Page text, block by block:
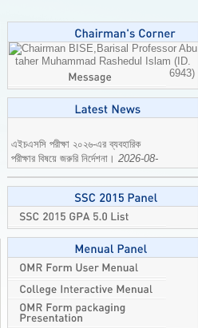
Professor Abu
taher Muhammad Rashedul Islam (ID.
6943)
পরীক্ষার বিষয়ে জরুরি নির্দেশনা।2026-08-
04